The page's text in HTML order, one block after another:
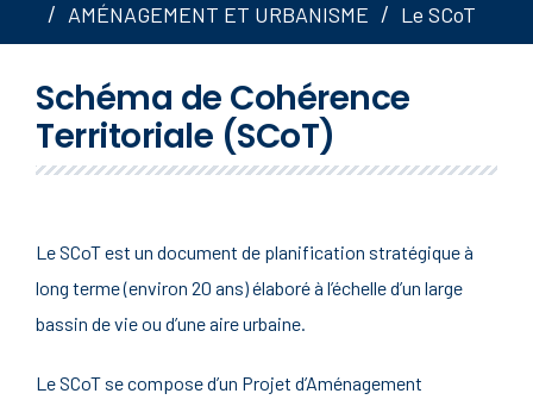
AMÉNAGEMENT ET URBANISME
Le SCoT
Schéma de Cohérence
Territoriale (SCoT)
Le SCoT est un document de planification stratégique à
long terme (environ 20 ans) élaboré à l’échelle d’un large
bassin de vie ou d’une aire urbaine.
Le SCoT se compose d’un Projet d’Aménagement